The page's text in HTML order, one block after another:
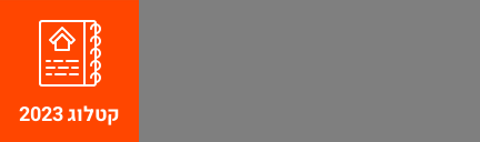
קטלוג 2023